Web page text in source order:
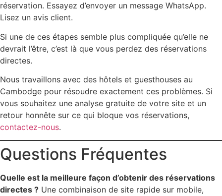
réservation. Essayez d’envoyer un message WhatsApp.
Lisez un avis client.
Si une de ces étapes semble plus compliquée qu’elle ne
devrait l’être, c’est là que vous perdez des réservations
directes.
Nous travaillons avec des hôtels et guesthouses au
Cambodge pour résoudre exactement ces problèmes. Si
vous souhaitez une analyse gratuite de votre site et un
retour honnête sur ce qui bloque vos réservations,
contactez-nous.
Questions Fréquentes
Quelle est la meilleure façon d’obtenir des réservations
directes ? Une combinaison de site rapide sur mobile,